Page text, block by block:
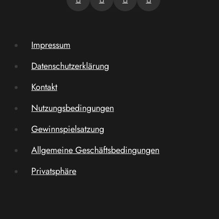
Impressum
Datenschutzerklärung
Kontakt
Nutzungsbedingungen
Gewinnspielsatzung
Allgemeine Geschäftsbedingungen
Privatsphäre